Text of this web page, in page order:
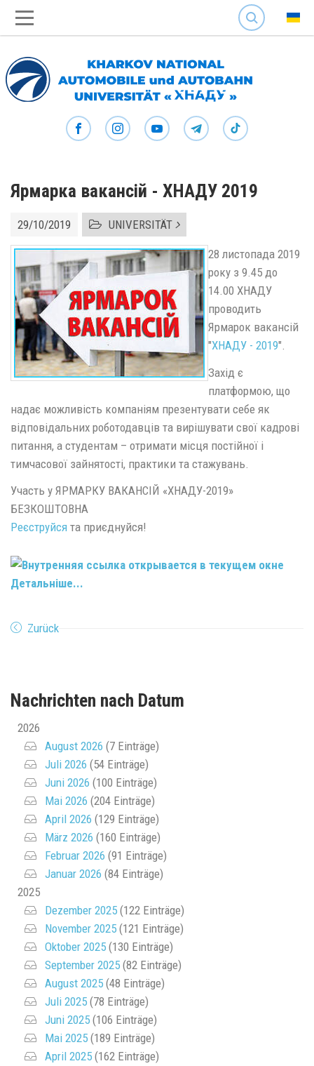
SEARCH
Ярмарка вакансій - ХНАДУ 2019
29/10/2019 UNIVERSITÄT
28 листопада 2019
року з 9.45 до
14.00 ХНАДУ
проводить
Ярмарок вакансій
"ХНАДУ - 2019".
Захід є
платформою, що
надає можливість компаніям презентувати себе як
відповідальних роботодавців та вирішувати свої кадрові
питання, а студентам – отримати місця постійної і
тимчасової зайнятості, практики та стажувань.
Участь у ЯРМАРКУ ВАКАНСІЙ «ХНАДУ-2019»
БЕЗКОШТОВНА
Реєструйся та приєднуйся!
Детальніше...
Zurück
Nachrichten nach Datum
2026
August 2026 (7 Einträge)
Juli 2026 (54 Einträge)
Juni 2026 (100 Einträge)
Mai 2026 (204 Einträge)
April 2026 (129 Einträge)
März 2026 (160 Einträge)
Februar 2026 (91 Einträge)
Januar 2026 (84 Einträge)
2025
Dezember 2025 (122 Einträge)
November 2025 (121 Einträge)
Oktober 2025 (130 Einträge)
September 2025 (82 Einträge)
August 2025 (48 Einträge)
Juli 2025 (78 Einträge)
Juni 2025 (106 Einträge)
Mai 2025 (189 Einträge)
April 2025 (162 Einträge)